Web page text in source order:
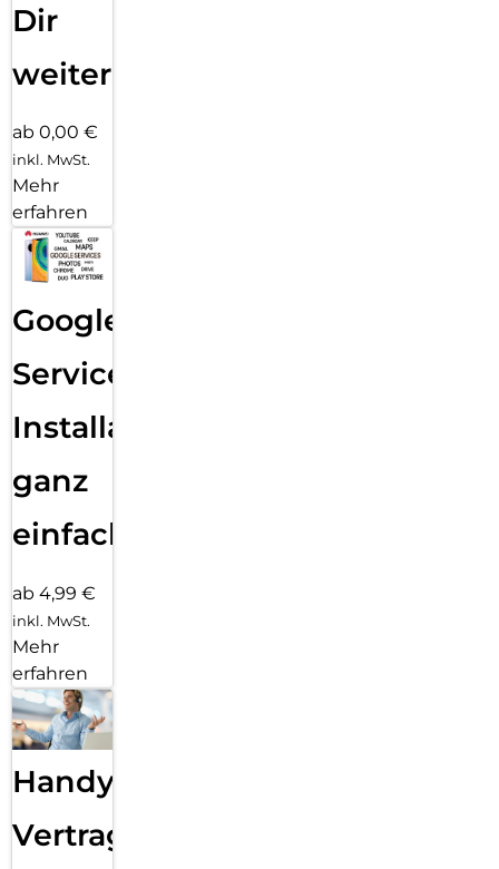
Dir
weiter
ab 0,00 €
inkl. MwSt.
Mehr
erfahren
Google
Services
Installation
ganz
einfach
ab 4,99 €
inkl. MwSt.
Mehr
erfahren
Handy
Vertragsabwicklung